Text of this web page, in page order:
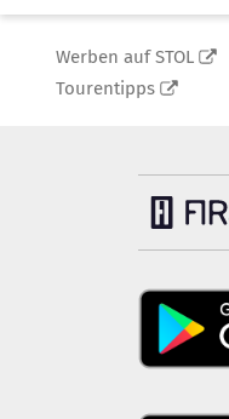
Werben auf STOL
Tourentipps